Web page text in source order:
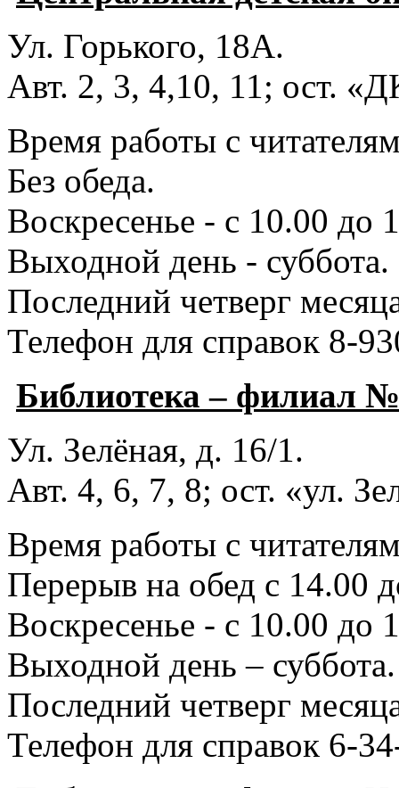
Ул. Горького, 18А.
Авт. 2, 3, 4,10, 11; ост.
Время работы с
Без обеда.
Воскресенье - с 10.00 до
Выходной день - суббота.
Последний четверг
Телефон для справок 8-
Библиотека – филиал
Ул. Зелёная, д. 16/1.
Авт. 4, 6, 7, 8; ост. «ул.
Время работы с
Перерыв на обед с 14.00
Воскресенье - с 10.00 до
Выходной день – суббота.
Последний четверг
Телефон для справок 6-